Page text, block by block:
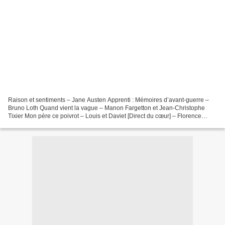
Raison et sentiments – Jane Austen Apprenti : Mémoires d’avant-guerre –
Bruno Loth Quand vient la vague – Manon Fargetton et Jean-Christophe
Tixier Mon père ce poivrot – Louis et Daviet [Direct du cœur] – Florence